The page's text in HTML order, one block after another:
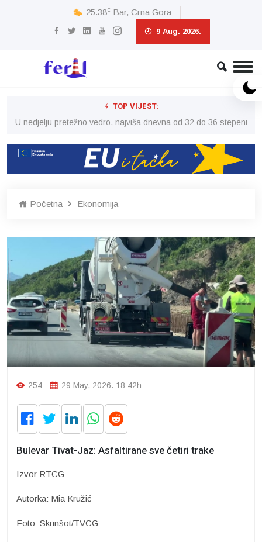
25.38c Bar, Crna Gora
9 Aug. 2026.
TOP VIJEST:
U nedjelju pretežno vedro, najviša dnevna od 32 do 36 stepeni
Početna Ekonomija
254 29 May, 2026. 18:42h
Bulevar Tivat-Jaz: Asfaltirane sve četiri trake
Izvor RTCG
Autorka: Mia Kružić
Foto: Skrinšot/TVCG